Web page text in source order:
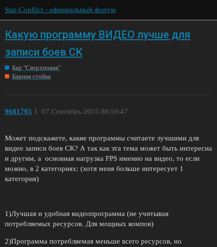
Star-Conflict - официальный форум
Какую программу ВИДЕО лучше для
записи боев СК
Бар "Сверхновая"
Барная стойка
9681705 07.Сентябрь.2015 08:50:47
1
Может подскажете, какие программы считаете лучшими для
видео записи боев СК? А так как эта тема может быть интересна
и другим, а основная нагрузка FPS именно на видео, то если
можно, в 2 категориях: (хотя меня больше интересует 1
категория)
1)Лучшая и удобная видеопрограмма (не учитывая
потребляемых ресурсов. Для мощных компов)
2)Программа потребляемая меньше всего ресурсов, но